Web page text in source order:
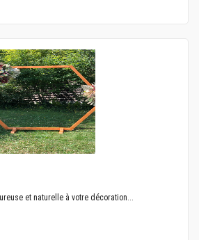
et naturelle à votre décoration...